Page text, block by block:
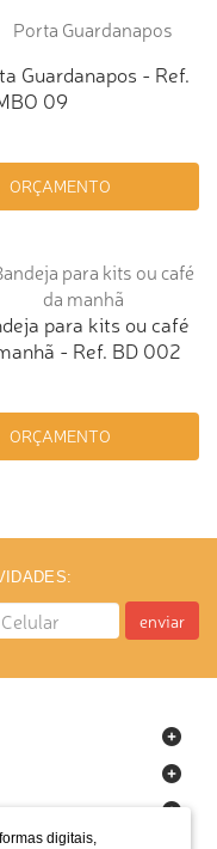
digitais,
Guardanapos - Ref.
09
ORÇAMENTO
para kits ou café
- Ref. BD 002
ORÇAMENTO
enviar